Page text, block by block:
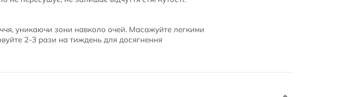
уникаючи зони навколо очей. Масажуйте легкими
2-3 рази на тиждень для досягнення